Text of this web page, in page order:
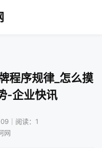
程序规律_怎么摸
-企业快讯
｜阅读：1
网